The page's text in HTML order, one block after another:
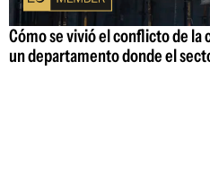
Cómo se vivió el conflicto de
un departamento donde el